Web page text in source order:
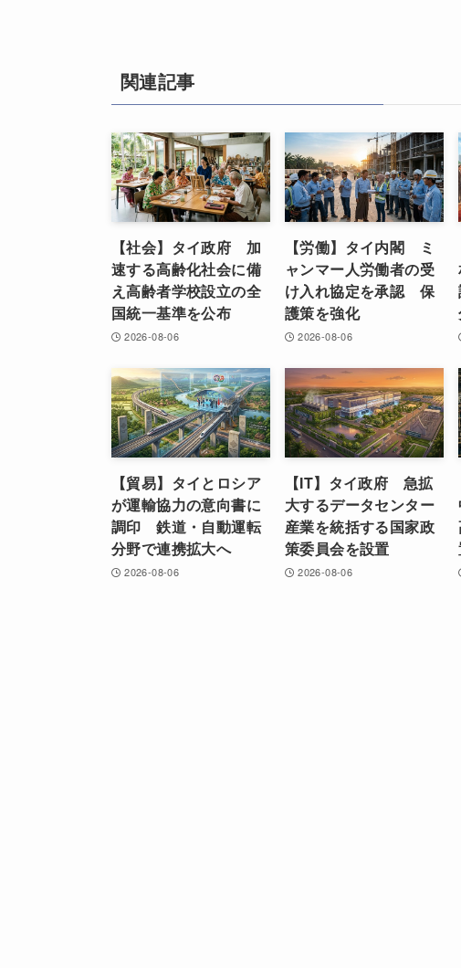
関連記事
【社会】タイ政府 加
速する高齢化社会に備
え高齢者学校設立の全
国統一基準を公布
2026-08-06
【労働】タイ内閣 ミ
ャンマー人労働者の受
け入れ協定を承認 保
護策を強化
2026-08-06
【貿易】タイとロシア
が運輸協力の意向書に
調印 鉄道・自動運転
分野で連携拡大へ
2026-08-06
【IT】タイ政府 急拡
大するデータセンター
産業を統括する国家政
策委員会を設置
2026-08-06